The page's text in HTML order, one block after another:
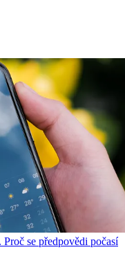
se předpovědi počasí